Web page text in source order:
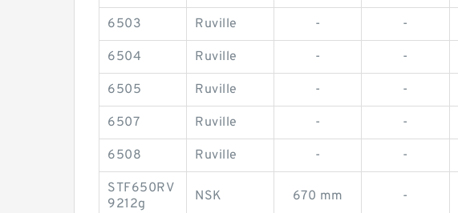
6503 Ruville - -
6504 Ruville - -
6505 Ruville - -
6507 Ruville - -
6508 Ruville - -
STF650RV
9212g
NSK 670 mm -